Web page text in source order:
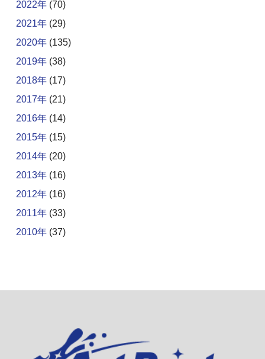
2022年 (70)
2021年 (29)
2020年 (135)
2019年 (38)
2018年 (17)
2017年 (21)
2016年 (14)
2015年 (15)
2014年 (20)
2013年 (16)
2012年 (16)
2011年 (33)
2010年 (37)